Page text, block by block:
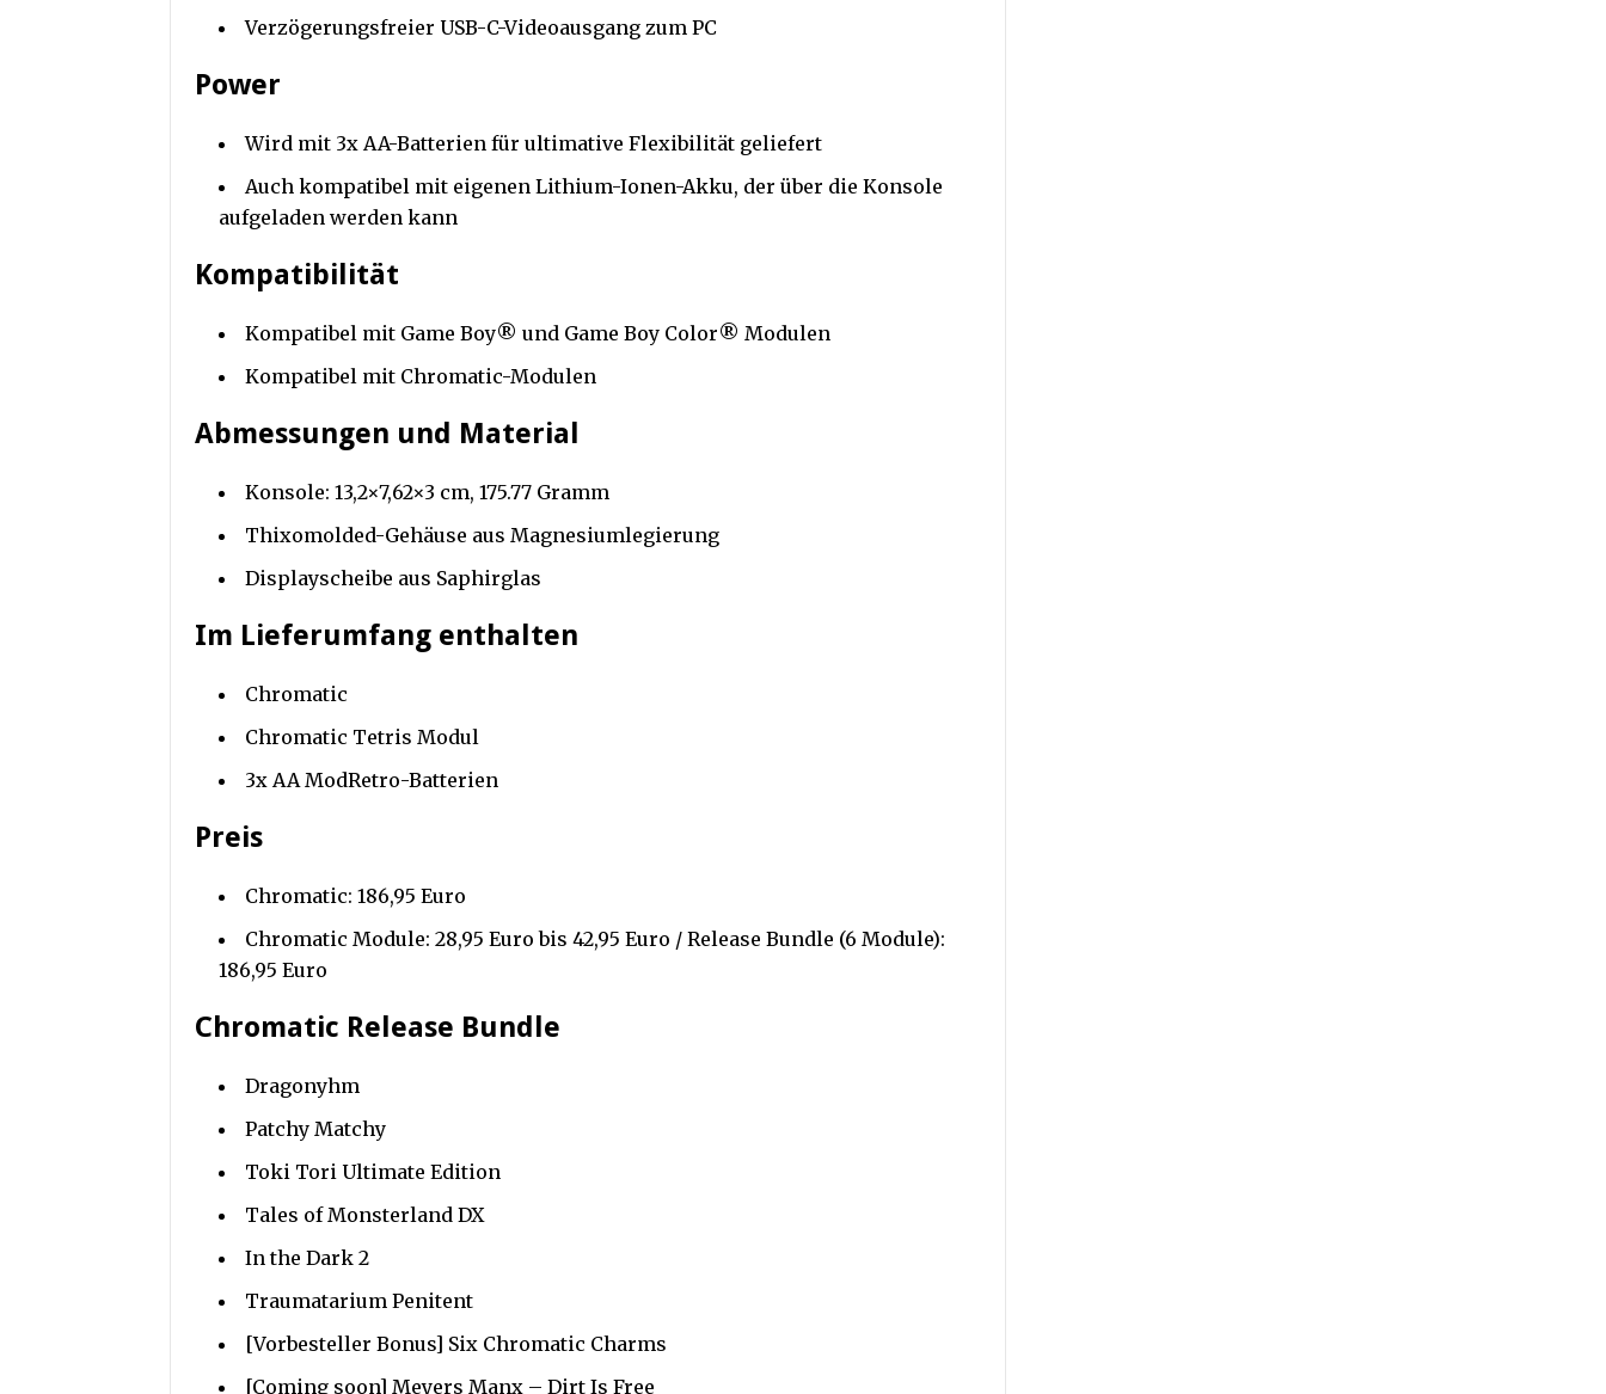
Verzögerungsfreier USB-C-Videoausgang zum PC
Power
Wird mit 3x AA-Batterien für ultimative Flexibilität geliefert
Auch kompatibel mit eigenen Lithium-Ionen-Akku, der über die Konsole
aufgeladen werden kann
Kompatibilität
Kompatibel mit Game Boy® und Game Boy Color® Modulen
Kompatibel mit Chromatic-Modulen
Abmessungen und Material
Konsole: 13,2×7,62×3 cm, 175.77 Gramm
Thixomolded-Gehäuse aus Magnesiumlegierung
Displayscheibe aus Saphirglas
Im Lieferumfang enthalten
Chromatic
Chromatic Tetris Modul
3x AA ModRetro-Batterien
Preis
Chromatic: 186,95 Euro
Chromatic Module: 28,95 Euro bis 42,95 Euro / Release Bundle (6 Module):
186,95 Euro
Chromatic Release Bundle
Dragonyhm
Patchy Matchy
Toki Tori Ultimate Edition
Tales of Monsterland DX
In the Dark 2
Traumatarium Penitent
[Vorbesteller Bonus] Six Chromatic Charms
[Coming soon] Meyers Manx – Dirt Is Free